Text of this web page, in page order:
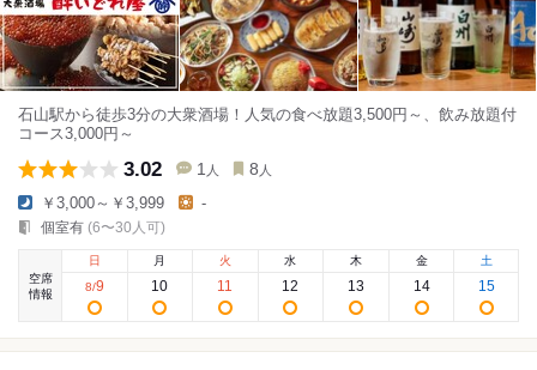
石山駅から徒歩3分の大衆酒場！人気の食べ放題3,500円～、飲み放題付
コース3,000円～
3.02 1 人 8 人
￥3,000～￥3,999 -
個室有 (6〜30人可)
空席
情報
日
8/9
月
10
火
11
水
12
木
13
金
14
土
15